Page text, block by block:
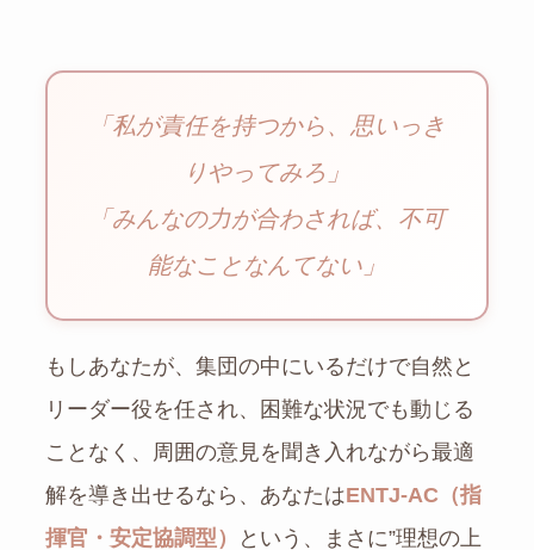
「私が責任を持つから、思いっき
りやってみろ」
「みんなの力が合わされば、不可
能なことなんてない」
もしあなたが、集団の中にいるだけで自然と
リーダー役を任され、困難な状況でも動じる
ことなく、周囲の意見を聞き入れながら最適
解を導き出せるなら、あなたはENTJ-AC（指
揮官・安定協調型）
という、まさに”理想の上